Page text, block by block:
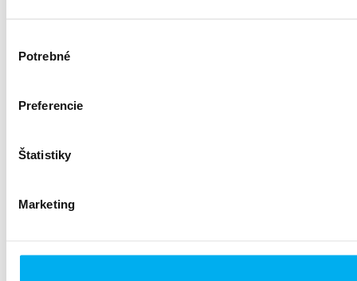
súhlasu
Potrebné
Preferencie
Štatistiky
Marketing